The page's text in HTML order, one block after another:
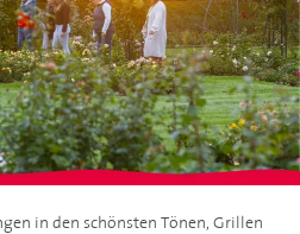
in den schönsten Tönen, Grillen